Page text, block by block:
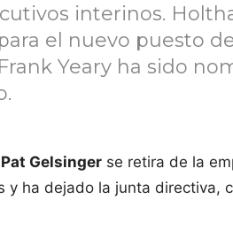
interinos.
el nuevo puesto
Yeary ha sido
Pat Gelsinger se retira de la
y ha dejado la junta directiva,